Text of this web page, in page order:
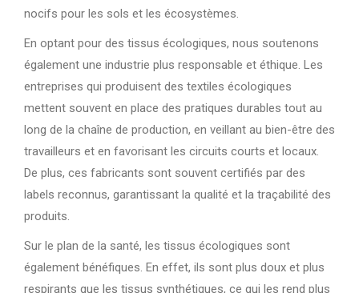
nocifs pour les sols et les écosystèmes.
En optant pour des tissus écologiques, nous soutenons
également une industrie plus responsable et éthique. Les
entreprises qui produisent des textiles écologiques
mettent souvent en place des pratiques durables tout au
long de la chaîne de production, en veillant au bien-être des
travailleurs et en favorisant les circuits courts et locaux.
De plus, ces fabricants sont souvent certifiés par des
labels reconnus, garantissant la qualité et la traçabilité des
produits.
Sur le plan de la santé, les tissus écologiques sont
également bénéfiques. En effet, ils sont plus doux et plus
respirants que les tissus synthétiques, ce qui les rend plus